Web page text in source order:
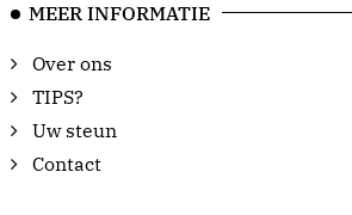
MEER INFORMATIE
Over ons
TIPS?
Uw steun
Contact